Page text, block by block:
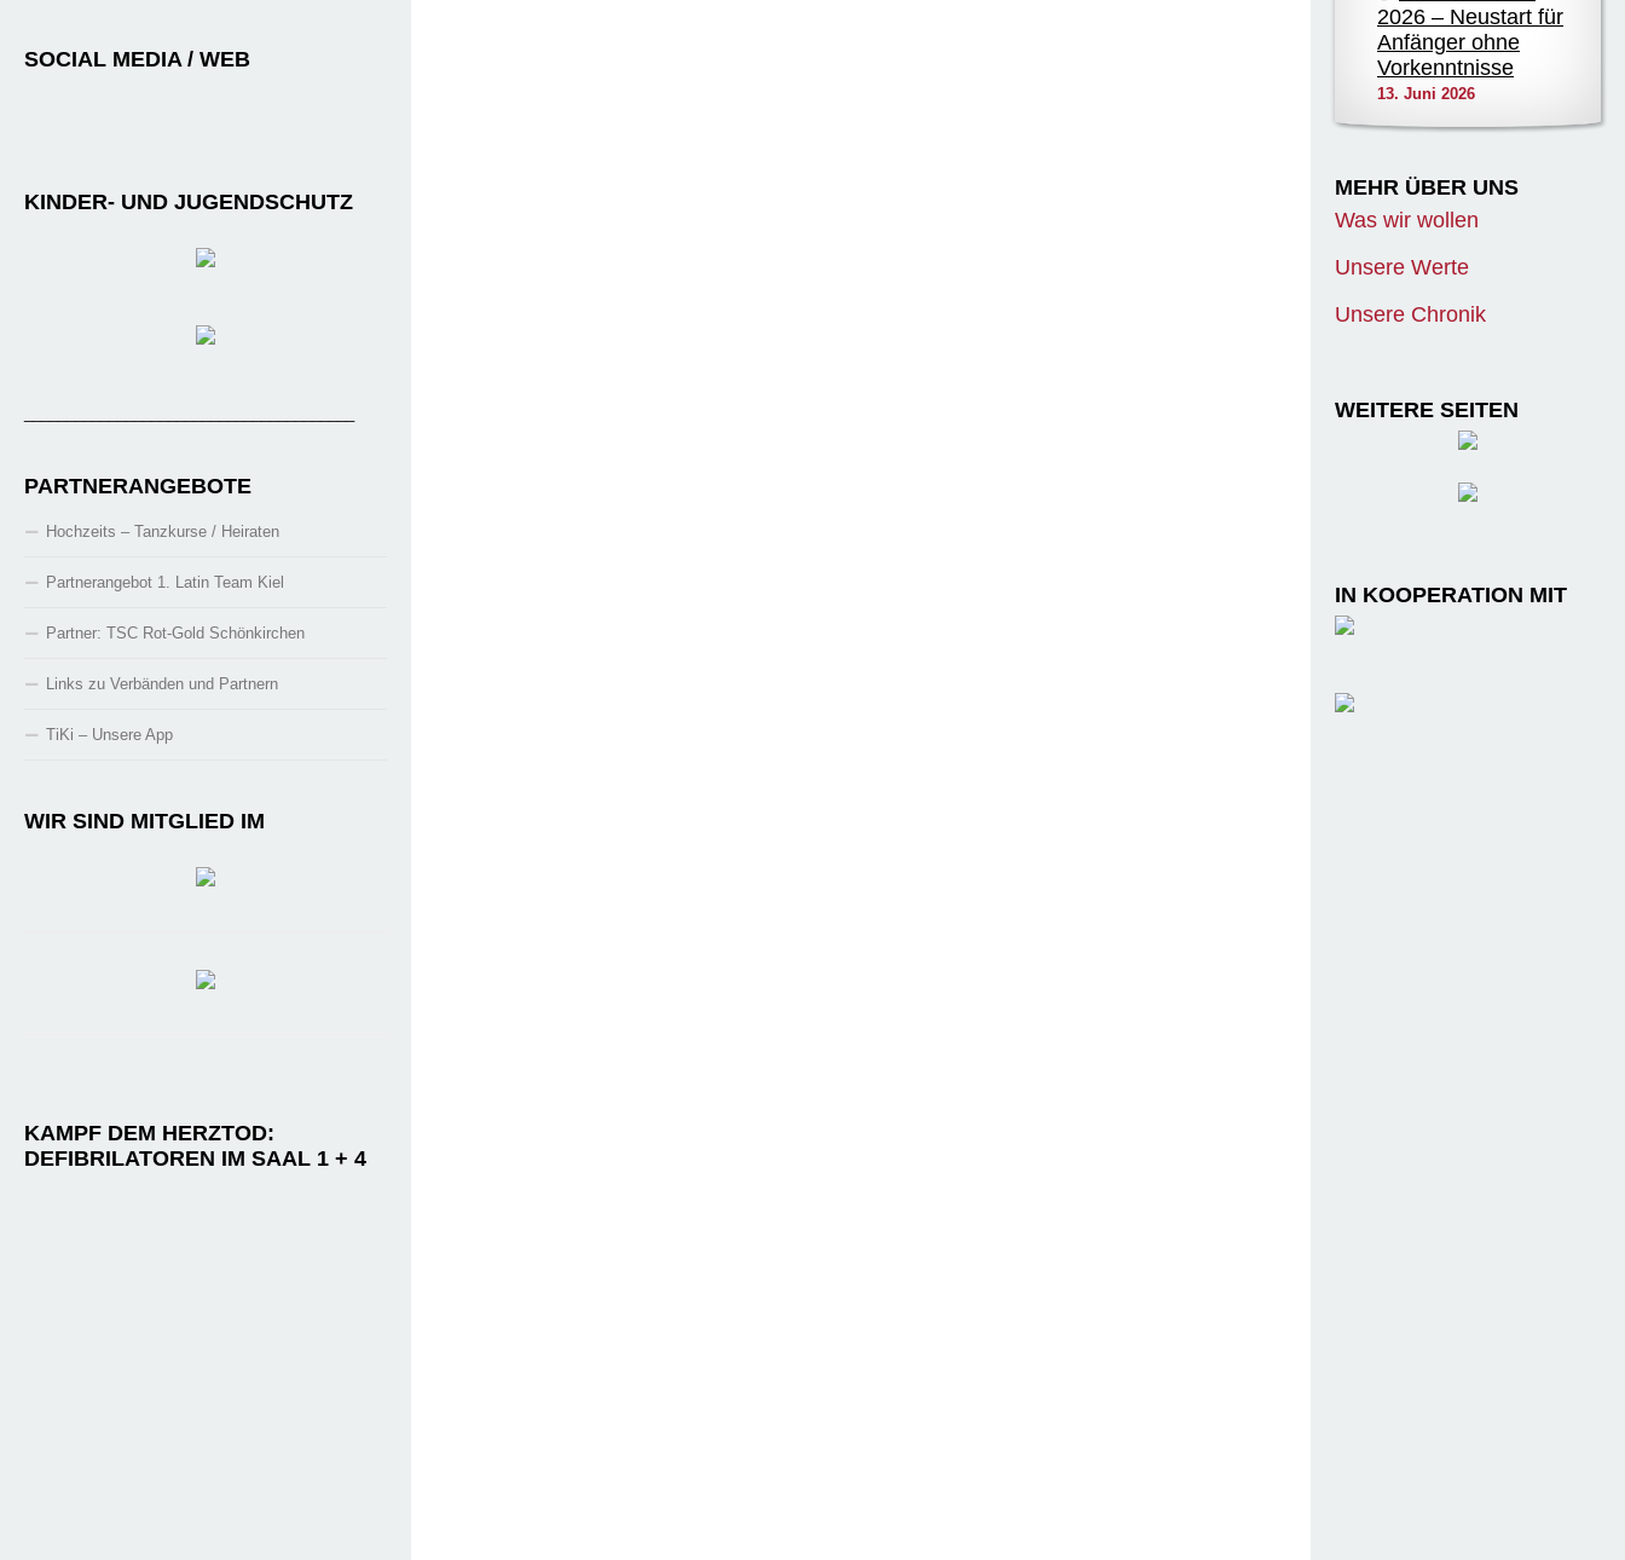
SOCIAL MEDIA / WEB
KINDER- UND JUGENDSCHUTZ
PARTNERANGEBOTE
Hochzeits – Tanzkurse / Heiraten
Partnerangebot 1. Latin Team Kiel
Partner: TSC Rot-Gold Schönkirchen
Links zu Verbänden und Partnern
TiKi – Unsere App
WIR SIND MITGLIED IM
KAMPF DEM HERZTOD:
DEFIBRILATOREN IM SAAL 1 + 4
2026 – Neustart für
Anfänger ohne
Vorkenntnisse
13. Juni 2026
MEHR ÜBER UNS
Was wir wollen
Unsere Werte
Unsere Chronik
WEITERE SEITEN
IN KOOPERATION MIT